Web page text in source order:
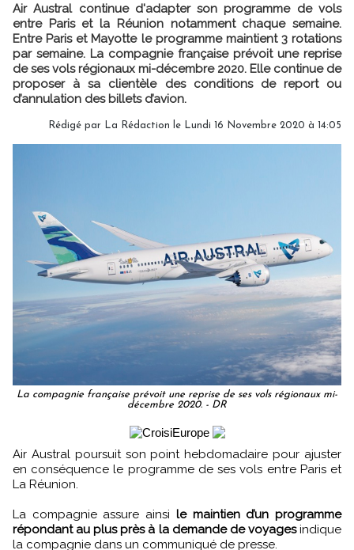
Air Austral continue d'adapter son programme de vols
entre Paris et la Réunion notamment chaque semaine.
Entre Paris et Mayotte le programme maintient 3 rotations
par semaine. La compagnie française prévoit une reprise
de ses vols régionaux mi-décembre 2020. Elle continue de
proposer à sa clientèle des conditions de report ou
d’annulation des billets d’avion.
Rédigé par La Rédaction le Lundi 16 Novembre 2020 à 14:05
La compagnie française prévoit une reprise de ses vols régionaux mi-
décembre 2020. - DR
Air Austral poursuit son point hebdomadaire pour ajuster
en conséquence le programme de ses vols entre Paris et
La Réunion.
La compagnie assure ainsi le maintien d’un programme
répondant au plus près à la demande de voyagesindique
la compagnie dans un communiqué de presse.